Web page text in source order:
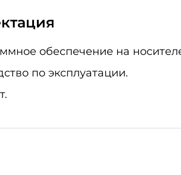
обеспечение на
по эксплуатации.